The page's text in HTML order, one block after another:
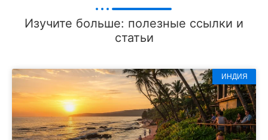
Изучите больше: полезные ссылки и
статьи
ИНДИЯ